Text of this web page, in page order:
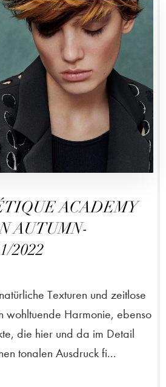
ACADEMY
AUTUMN-
2022
Texturen und zeitlose
wohltuende Harmonie, ebenso
die hier und da im Detail
tonalen Ausdruck fi...